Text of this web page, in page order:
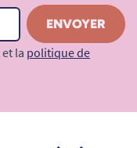
et la politique de